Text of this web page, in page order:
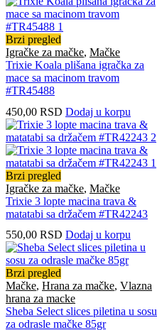
Brzi pregled
Igračke za mačke, Mačke
Trixie Koala plišana igračka za
mace sa macinom travom
#TR45488
450,00 RSD Dodaj u korpu
Brzi pregled
Igračke za mačke, Mačke
Trixie 3 lopte macina trava &
matatabi sa držačem #TR42243
550,00 RSD Dodaj u korpu
Brzi pregled
Mačke, Hrana za mačke, Vlazna
hrana za macke
Sheba Select slices piletina u sosu
za odrasle mačke 85gr